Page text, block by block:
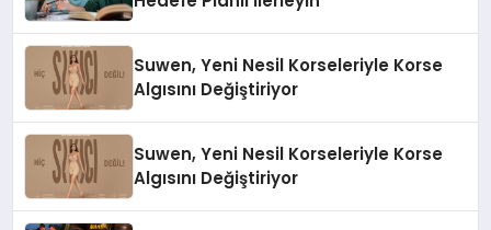
Suwen, Yeni Nesil Korseleriyle Korse
Algısını Değiştiriyor
Suwen, Yeni Nesil Korseleriyle Korse
Algısını Değiştiriyor